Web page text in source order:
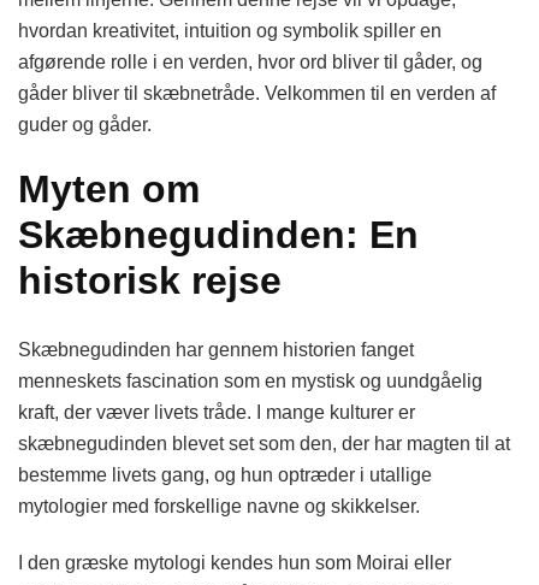
hvordan kreativitet, intuition og symbolik spiller en
afgørende rolle i en verden, hvor ord bliver til gåder, og
gåder bliver til skæbnetråde. Velkommen til en verden af
guder og gåder.
Myten om
Skæbnegudinden: En
historisk rejse
Skæbnegudinden har gennem historien fanget
menneskets fascination som en mystisk og uundgåelig
kraft, der væver livets tråde. I mange kulturer er
skæbnegudinden blevet set som den, der har magten til at
bestemme livets gang, og hun optræder i utallige
mytologier med forskellige navne og skikkelser.
I den græske mytologi kendes hun som Moirai eller